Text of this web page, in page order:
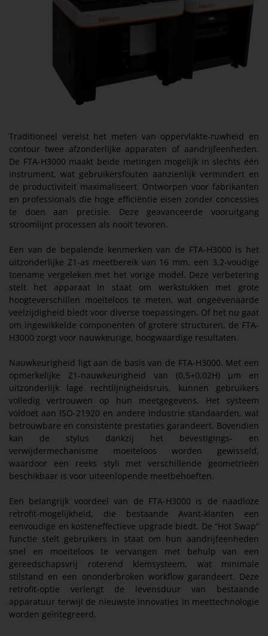
Traditioneel vereist het meten van oppervlakte-ruwheid en
contour twee afzonderlijke apparaten of aandrijfeenheden.
De FTA-H3000 maakt beide metingen mogelijk in slechts één
instrument, wat gebruikersfouten aanzienlijk vermindert en
de productiviteit maximaliseert. Ontworpen voor fabrikanten
en professionals die hoge efficiëntie eisen zonder concessies
te doen aan precisie. Deze geavanceerde vooruitgang
stroomlijnt processen als nooit tevoren.
Een van de bepalende kenmerken van de FTA-H3000 is het
uitzonderlijke Z1-as meetbereik van 16 mm, een 3,2-voudige
toename vergeleken met het vorige model. Deze verbetering
stelt het apparaat in staat om werkstukken met grote
hoogteverschillen moeiteloos te meten, wat ongeëvenaarde
veelzijdigheid biedt voor diverse toepassingen. Of het nu gaat
om ingewikkelde componenten of grotere structuren, de FTA-
H3000 zorgt voor nauwkeurige, hoogwaardige resultaten.
Nauwkeurigheid ligt aan de basis van de FTA-H3000. Met een
opmerkelijke Z1-nauwkeurigheid van (0,5+0,02H) µm en
uitzonderlijk lage rechtlijnigheidsruis, kunnen gebruikers
volledig vertrouwen op hun meetgegevens. Het systeem
voldoet aan ISO-21920 en andere industrie standaarden, wat
betrouwbare en consistente prestaties garandeert. Bovendien
kan de stylus dankzij het bevestigings- en
verwijdermechanisme moeiteloos worden gewisseld,
waardoor een reeks styli met verschillende geometrieën
beschikbaar is voor uiteenlopende meetbehoeften.
Een belangrijk voordeel van de FTA-H3000 is de naadloze
retrofit-mogelijkheid, die bestaande Avant-klanten een
eenvoudige en kosteneffectieve upgrade biedt. De “Hot Swap”
functie stelt gebruikers in staat om hun aandrijfeenheden
snel en moeiteloos te vervangen met behulp van een
gereedschapsvrij roterend klemsysteem, wat minimale
stilstand en een ononderbroken workflow garandeert. Deze
retrofit-optie verlengt de levensduur van bestaande
apparatuur terwijl de nieuwste innovaties in meettechnologie
worden geïntegreerd.